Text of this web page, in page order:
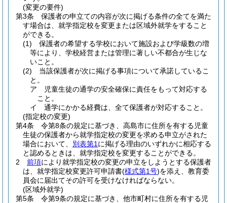
(変更の要件)
第3条
保護者の申立ての内容が次に掲げる条件の全てを満た
す場合は、就学指定校を変更または区域外就学をすること
ができる。
(1)
保護者の希望する学校において施設および学級数の増
等により、学校経営または管理に著しい不都合が生じな
いこと。
(2)
当該保護者が次に掲げる事項について承諾しているこ
と。
ア
児童生徒の通学の安全確保に責任をもって対応する
こと。
イ
通学にかかる経費は、全て保護者が対応すること。
(指定校の変更)
第4条
令第8条の規定に基づき、高島市に住所を有する児童
生徒の保護者から就学指定校の変更を求める申立がされた
場合において、 別表第1 に掲げる理由のいずれかに相応する
と認めるときは、就学指定校を変更することができる。
2
前項により就学指定校の変更の申立をしようとする保護者
は、就学指定校変更許可申請書(様式第1号)を添え、教育委
員会に届出てその許可を受けなければならない。
(区域外就学)
第5条
令第9条の規定に基づき、他市町村に住所を有する児